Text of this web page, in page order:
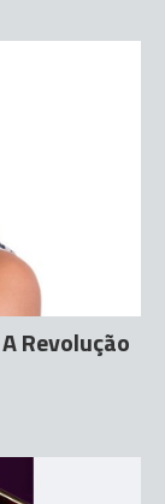
Revolução